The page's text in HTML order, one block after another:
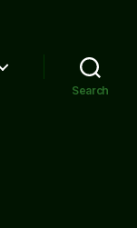
Search